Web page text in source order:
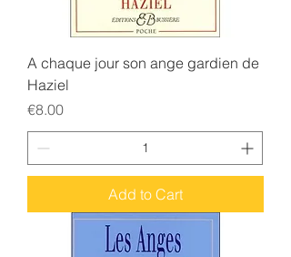
A chaque jour son ange gardien de
Haziel
Price
€8.00
Add to Cart